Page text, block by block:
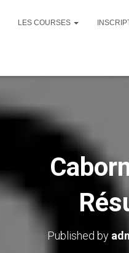
LES COURSES
Published by